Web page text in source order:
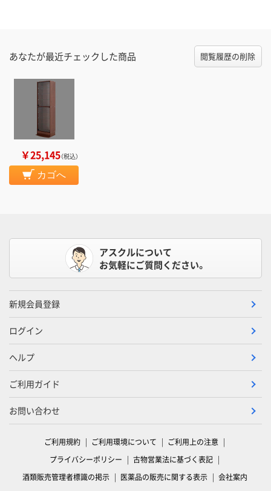
あなたが最近チェックした商品 閲覧履歴の削除
￥25,145（税込）
カゴへ
アスクルについて
お気軽にご質問ください。
新規会員登録
ログイン
ヘルプ
ご利用ガイド
お問い合わせ
ご利用規約 ご利用環境について
ご利用上の注意
プライバシーポリシー
古物営業法に基づく表記
酒類販売管理者標識の掲示
医薬品の販売に関する表示 会社案内